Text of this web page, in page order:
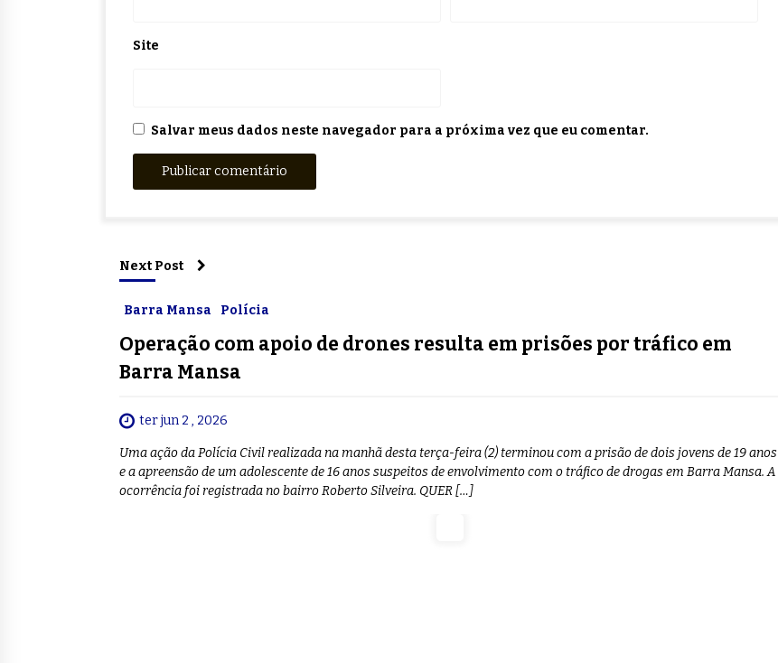
Site
Salvar meus dados neste navegador para a próxima vez que eu comentar.
Next Post
Barra Mansa Polícia
Operação com apoio de drones resulta em prisões por tráfico em
Barra Mansa
ter jun 2 , 2026
Uma ação da Polícia Civil realizada na manhã desta terça-feira (2) terminou com a prisão de dois jovens de 19 anos
e a apreensão de um adolescente de 16 anos suspeitos de envolvimento com o tráfico de drogas em Barra Mansa. A
ocorrência foi registrada no bairro Roberto Silveira. QUER […]